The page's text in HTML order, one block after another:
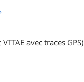
avec traces GPS)